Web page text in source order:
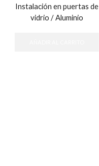
Instalación en puertas de
vidrio / Aluminio